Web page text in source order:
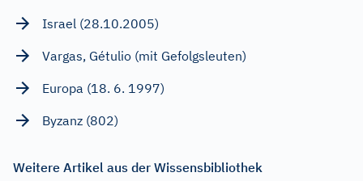
Israel (28.10.2005)
Vargas, Gétulio (mit Gefolgsleuten)
Europa (18. 6. 1997)
Byzanz (802)
Weitere Artikel aus der Wissensbibliothek